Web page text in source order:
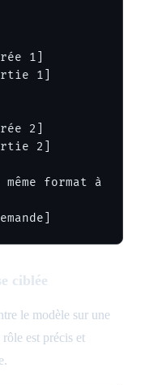
1]
1]
2]
2]
format à
ciblée
le modèle sur une
est précis et